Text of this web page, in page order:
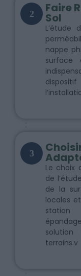
2 Faire
Sol
L’étude
nappe
surface
3
Le choix
de
de la
locales
station
terrains.v